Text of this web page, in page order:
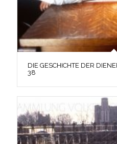
DIE GESCHICHTE DER
38